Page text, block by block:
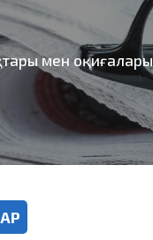
мен оқиғалары